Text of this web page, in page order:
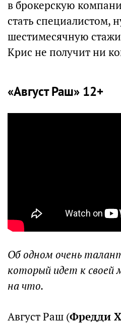
в брокерскую
стать специалистом,
шестимесячную
Крис не получит ни
«Август Раш» 12+
Об одном очень
который идет к своей
на что.
Август Раш (Фредди